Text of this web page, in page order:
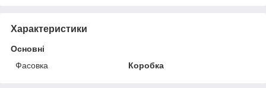
Характеристики
Основні
Фасовка
Коробка